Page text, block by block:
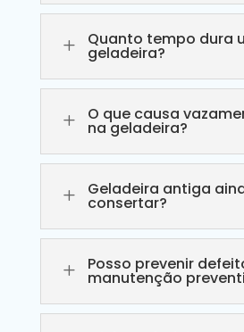
L Quanto tempo dura
geladeira?
L O que causa
na geladeira?
L Geladeira antiga
consertar?
L Posso prevenir
manutenção